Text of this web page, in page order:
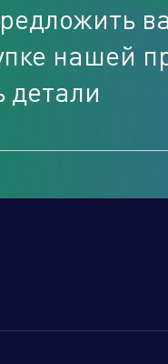
нашей
детали